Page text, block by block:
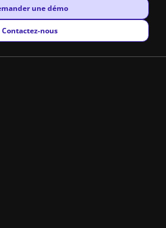
windowune démo
New window
Contactez-nous